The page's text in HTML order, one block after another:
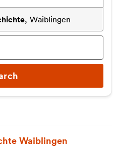
, Waiblingen
Waiblingen